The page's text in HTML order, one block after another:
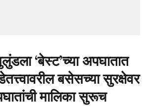
‘बेस्ट’च्या अपघातात
बसेसच्या सुरक्षेवर
मालिका सुरूच